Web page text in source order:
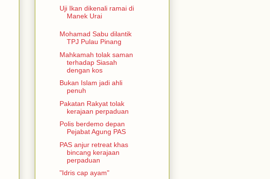
Uji Ikan dikenali ramai di
Manek Urai
Mohamad Sabu dilantik
TPJ Pulau Pinang
Mahkamah tolak saman
terhadap Siasah
dengan kos
Bukan Islam jadi ahli
penuh
Pakatan Rakyat tolak
kerajaan perpaduan
Polis berdemo depan
Pejabat Agung PAS
PAS anjur retreat khas
bincang kerajaan
perpaduan
"Idris cap ayam"